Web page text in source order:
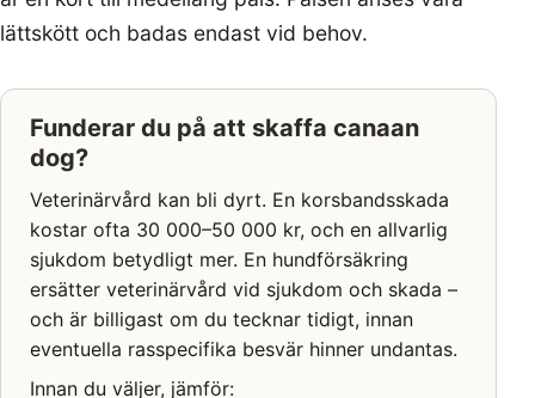
lättskött och badas endast vid behov.
Funderar du på att skaffa canaan
dog?
Veterinärvård kan bli dyrt. En korsbandsskada
kostar ofta 30 000–50 000 kr, och en allvarlig
sjukdom betydligt mer. En hundförsäkring
ersätter veterinärvård vid sjukdom och skada –
och är billigast om du tecknar tidigt, innan
eventuella rasspecifika besvär hinner undantas.
Innan du väljer, jämför: